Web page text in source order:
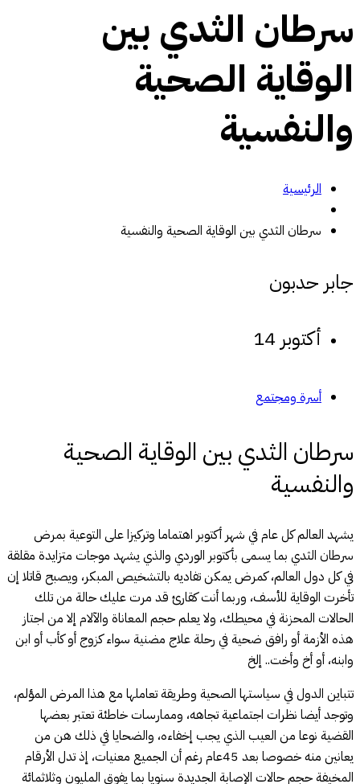
سرطان الثدي بين
الوقاية الصحية
والنفسية
الرئيسية
سرطان الثدي بين الوقاية الصحية والنفسية
جابر حدبون
أكتوبر 14
أسرة ومجتمع
سرطان الثدي بين الوقاية الصحية
والنفسية
يشهد العالم كل عام في شهر أكتوبر اهتماما وتركيزا على التوعية بمرض
سرطان الثدي بما يسمى بأكتوبر الوردي والذي يشهد موجات متزايدة مقلقة
في كل دول العالم، كمرض يمكن تفاديه بالتشخيص المبكر، ويصبح قاتلا إن
تأخرت الوقاية للأسف، وربما أنت كقارئ قد مرت عليك حالة من تلك
الحالات المحزنة في محيطك، ولا يعلم حجم المعاناة والآلام إلا من اجتاز
هذه الأزمة أو رافق ضحية في رحلة علاج مضنية سواء كزوج أو كأب أو ابن
وابنه، أو أخ وأخت.. إلخ
تتباين الدول في سياستها الصحية وطريقة تعاملها مع هذا المرض المؤلم،
وتوجد أيضا نظرات اجتماعية تجاهه، وممارسات خاطئة تعتبر بعضها
القضية نوعا من العيب الذي يجب إخفاءه، والضحايا في ذلك هن من
يعانين منه خصوصا بعد 45عام رغم أن الجميع معنيات، إذ تدل الأرقام
المخيفة حجم حالات الإصابة الجديدة سنويا بما يفوق المليون وثلاثمائة